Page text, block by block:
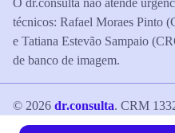
O dr.consulta não atende
técnicos: Rafael Moraes Pinto
e Tatiana Estevão Sampaio
de banco de imagem.
© 2026 dr.consulta. CRM
reservados.